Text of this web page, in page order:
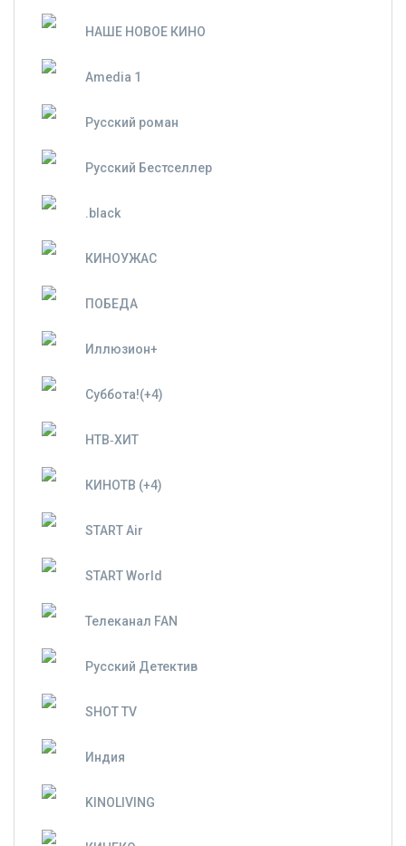
НАШЕ НОВОЕ КИНО
Amedia 1
Русский роман
Русский Бестселлер
.black
КИНОУЖАС
ПОБЕДА
Иллюзион+
Суббота!(+4)
НТВ‑ХИТ
КИНОТВ (+4)
START Air
START World
Телеканал FAN
Русский Детектив
SHOT TV
Индия
KINOLIVING